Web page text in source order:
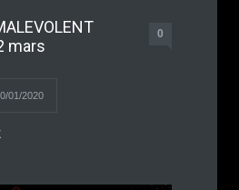
mars
0
01/2020